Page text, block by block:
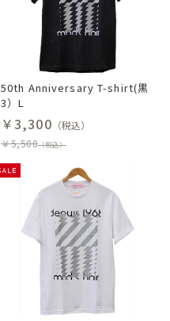
50th Anniversary T-shirt(黒
3）L
￥3,300 （税込）
￥5,500（税込）